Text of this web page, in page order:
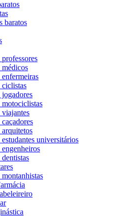
baratos
professores
médicos
enfermeiras
ciclistas
jogadores
motociclistas
viajantes
caçadores
arquitetos
estudantes universitários
engenheiros
dentistas
montanhistas